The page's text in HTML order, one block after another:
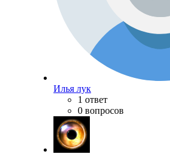
Илья лук
1 ответ
0 вопросов